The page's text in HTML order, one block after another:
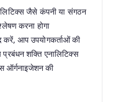
जैसे कंपनी या संगठन
करना होगा
करें, आप उपयोगकर्ताओं की
शक्ति एनालिटिक्स
ऑर्गनाइजेशन की